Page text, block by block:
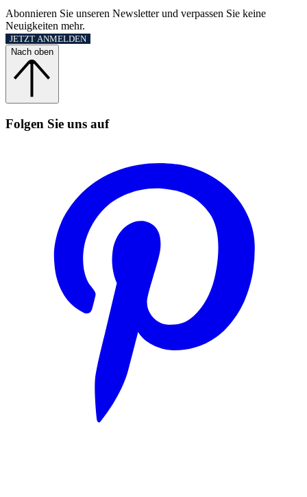
Abonnieren Sie unseren Newsletter und verpassen Sie keine
Neuigkeiten mehr.
JETZT ANMELDEN
Nach oben
Folgen Sie uns auf